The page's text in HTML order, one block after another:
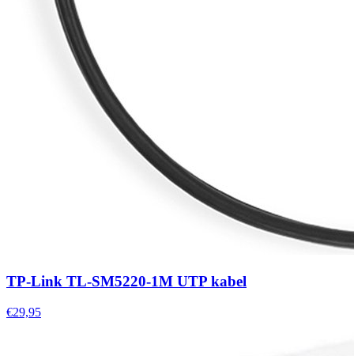
TP-Link TL-SM5220-1M UTP kabel
€29,95